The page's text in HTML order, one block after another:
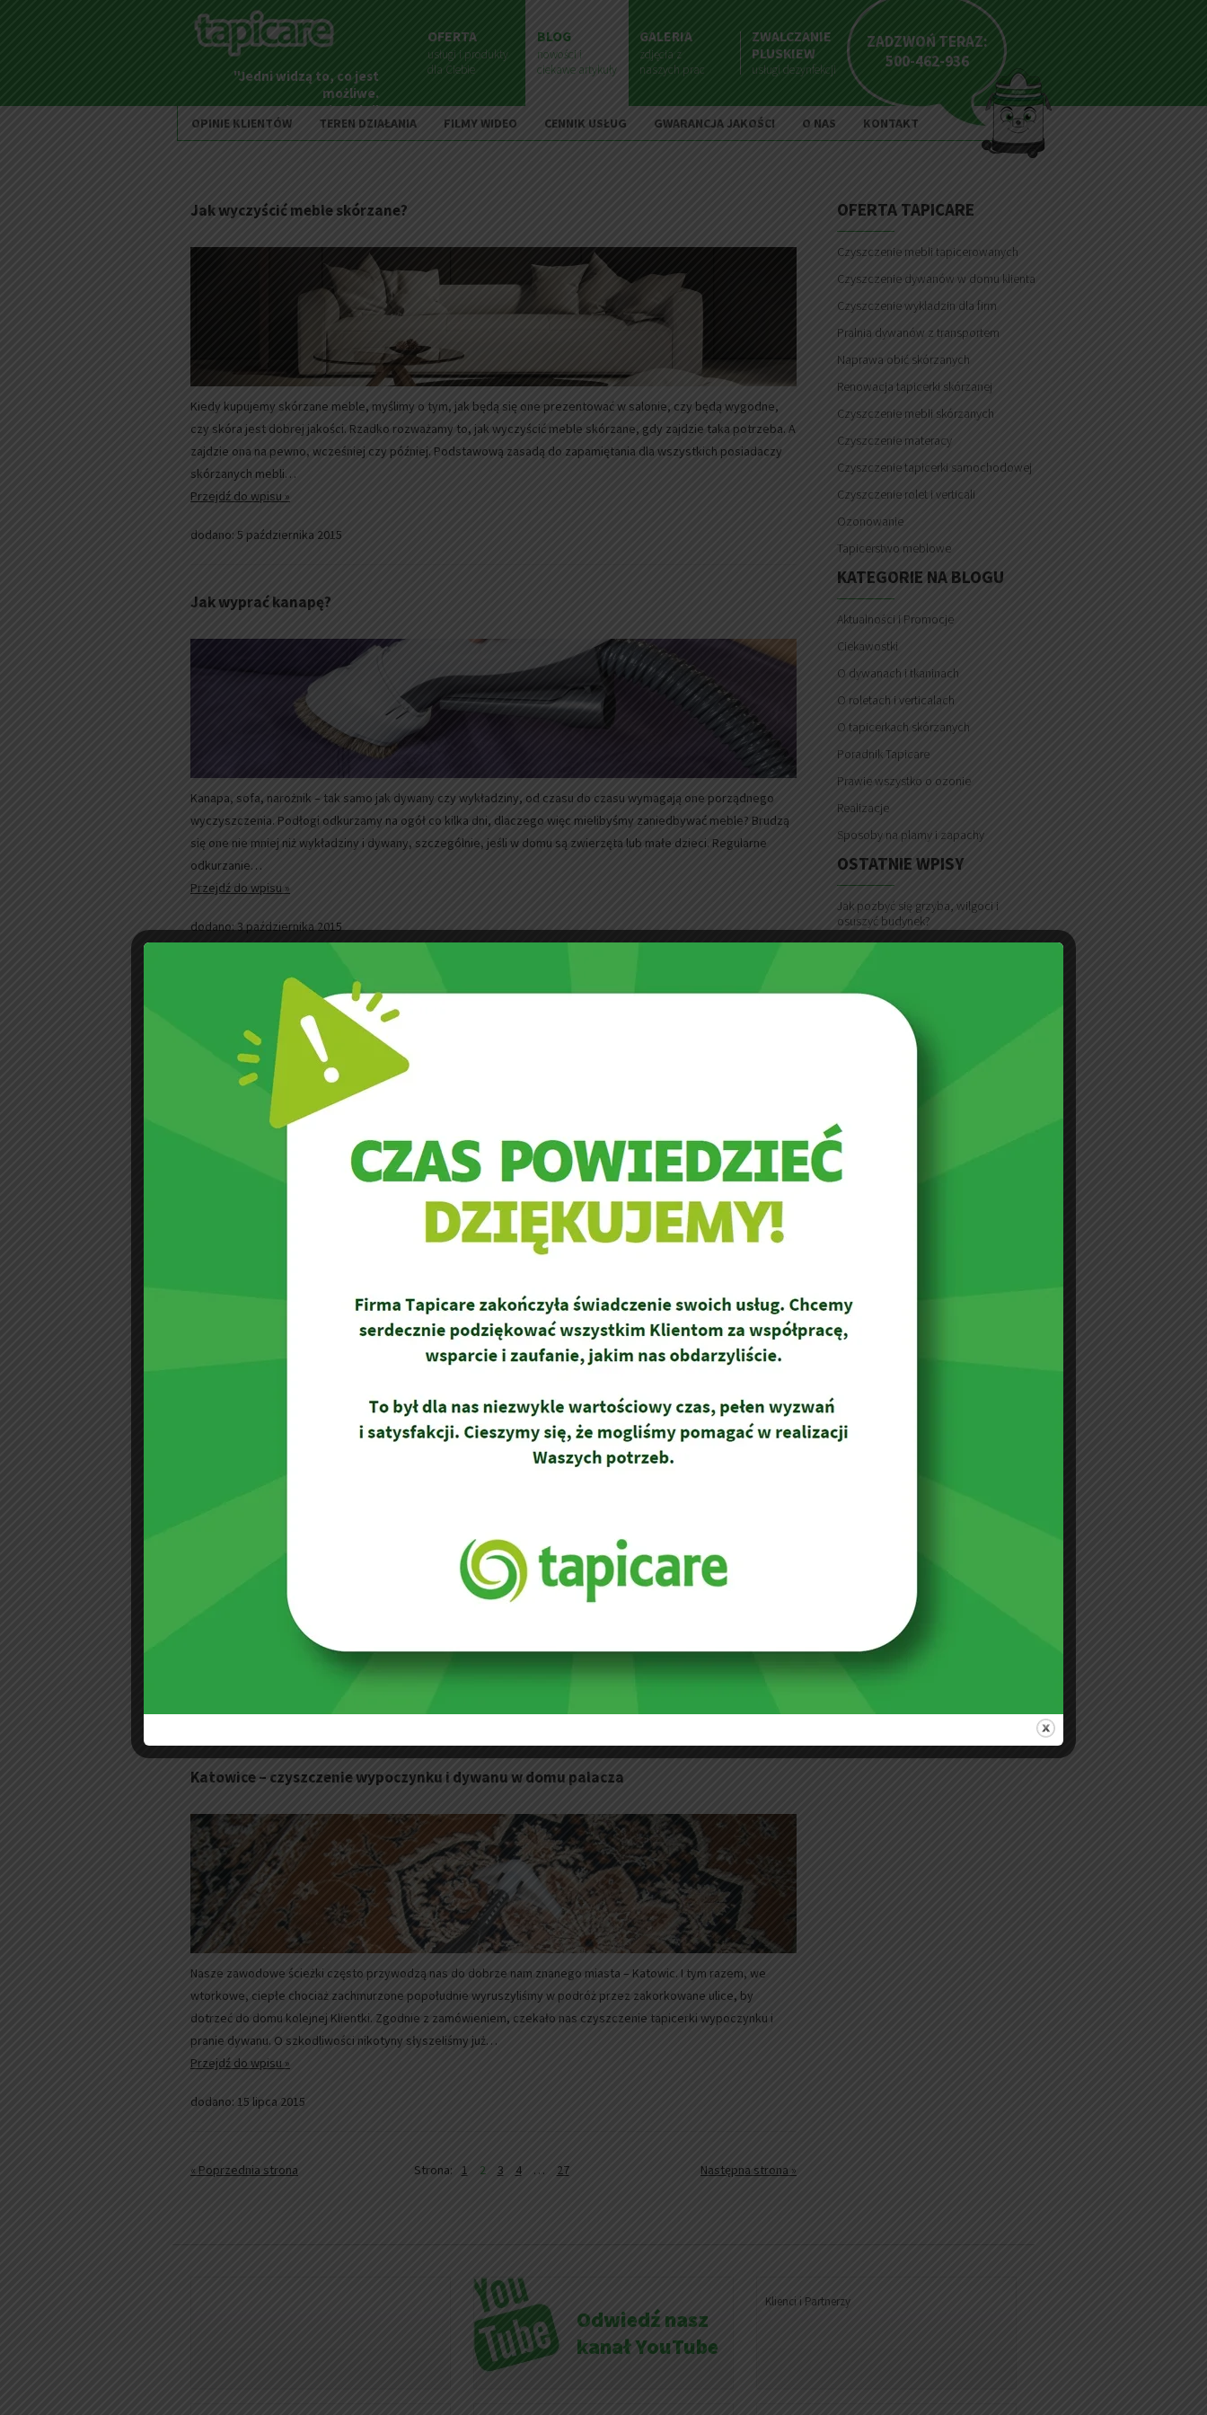
"Jedni widzą to, co jest
możliwe.
Inni to zmieniają."
OFERTA
usługi i produkty
dla Ciebie
BLOG
nowości i
ciekawe artykuły
GALERIA
zdjęcia z
naszych prac
ZWALCZANIE
PLUSKIEW
usługi dezynfekcji
ZADZWOŃ TERAZ:
500-462-936
OPINIE KLIENTÓW TEREN DZIAŁANIA FILMY WIDEO CENNIK USŁUG GWARANCJA JAKOŚCI O NAS KONTAKT
Jak wyczyścić meble skórzane?
Kiedy kupujemy skórzane meble, myślimy o tym, jak będą się one prezentować w salonie, czy będą wygodne,
czy skóra jest dobrej jakości. Rzadko rozważamy to, jak wyczyścić meble skórzane, gdy zajdzie taka potrzeba. A
zajdzie ona na pewno, wcześniej czy później. Podstawową zasadą do zapamiętania dla wszystkich posiadaczy
skórzanych mebli…
Przejdź do wpisu »
dodano: 5 października 2015
Jak wyprać kanapę?
Kanapa, sofa, narożnik – tak samo jak dywany czy wykładziny, od czasu do czasu wymagają one porządnego
wyczyszczenia. Podłogi odkurzamy na ogół co kilka dni, dlaczego więc mielibyśmy zaniedbywać meble? Brudzą
się one nie mniej niż wykładziny i dywany, szczególnie, jeśli w domu są zwierzęta lub małe dzieci. Regularne
odkurzanie…
Przejdź do wpisu »
dodano: 3 października 2015
Urok lata, czyli truskawkowa plama na tapicerce
polskiego lata, dla innych źródło opornych plam. To właśnie za sprawą tych pysznych owoców czekało na nas
niezwykle trudne czyszczenie tapicerki, które w każdym momencie mogło zakończyć się niepowodzeniem.
Lubimy poczucie, że naszą pracę wykonujemy dobrze. Lubimy też dobre uczynki, dlatego chętnie
przeprowadzamy akcje charytatywne, takie jak ta w Domu Dziecka Zakątek z Katowic. Pracy było tak dużo, że
czyszczenie tapicerek podzieliśmy na trzy zlecenia. Jeden Dom Dziecka, trzy oddziały, dziesiątki kanap, foteli,
krzeseł i tapczanów. Nasza brygada pracowała…
Katowice – czyszczenie wypoczynku i dywanu w domu palacza
Nasze zawodowe ścieżki często przywodzą nas do dobrze nam znanego miasta – Katowic. I tym razem, we
wtorkowe, ciepłe chociaż zachmurzone popołudnie wyruszyliśmy w podróż przez zakorkowane ulice, by
dotrzeć do domu kolejnej Klientki. Zgodnie z zamówieniem, czekało nas czyszczenie tapicerki wypoczynku i
pranie dywanu. O szkodliwości nikotyny słyszeliśmy już…
Przejdź do wpisu »
dodano: 15 lipca 2015
Strona: 1 2 3 4 … 27 Następna strona »
« Poprzednia strona
OFERTA TAPICARE
Czyszczenie mebli tapicerowanych
Czyszczenie dywanów w domu klienta
Czyszczenie wykładzin dla firm
Pralnia dywanów z transportem
Naprawa obić skórzanych
Renowacja tapicerki skórzanej
Czyszczenie mebli skórzanych
Czyszczenie materacy
Czyszczenie tapicerki samochodowej
Czyszczenie rolet i verticali
Ozonowanie
Tapicerstwo meblowe
KATEGORIE NA BLOGU
Aktualności i Promocje
Ciekawostki
O dywanach i tkaninach
O roletach i verticalach
O tapicerkach skórzanych
Poradnik Tapicare
Prawie wszystko o ozonie
Realizacje
Sposoby na plamy i zapachy
OSTATNIE WPISY
Jak pozbyć się grzyba, wilgoci i
osuszyć budynek?
Na co uważać przy zakupie
Kanapa nowa czy używana?
Jak usunąć mole z dywanu?
Jak wyprać tapicerkę?
Urok lata, czyli truskawkowa plama na
tapicerce
Czyszczenie tapicerek w Domu
Dziecka Zakątek
Odwiedź nasz
kanał YouTube
Klienci i Partnerzy